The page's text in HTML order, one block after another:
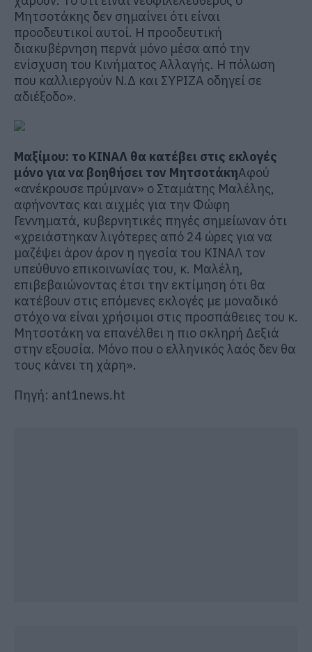
Μητσοτάκης δεν σημαίνει ότι είναι
προοδευτικοί αυτοί. Η προοδευτική
διακυβέρνηση περνά μόνο μέσα από την
ενίσχυση του Κινήματος Αλλαγής. Η πόλωση
που καλλιεργούν Ν.Δ και ΣΥΡΙΖΑ οδηγεί σε
αδιέξοδο».
Μαξίμου: το ΚΙΝΑΛ θα κατέβει στις εκλογές
μόνο για να βοηθήσει τον ΜητσοτάκηΑφού
«ανέκρουσε πρύμναν» ο Σταμάτης Μαλέλης,
αφήνοντας και αιχμές για την Φώφη
Γεννηματά, κυβερνητικές πηγές σημείωναν ότι
«χρειάστηκαν λιγότερες από 24 ώρες για να
μαζέψει άρον άρον η ηγεσία του ΚΙΝΑΛ τον
υπεύθυνο επικοινωνίας του, κ. Μαλέλη,
επιβεβαιώνοντας έτσι την εκτίμηση ότι θα
κατέβουν στις επόμενες εκλογές με μοναδικό
στόχο να είναι χρήσιμοι στις προσπάθειες του κ.
Μητσοτάκη να επανέλθει η πιο σκληρή Δεξιά
στην εξουσία. Μόνο που ο ελληνικός λαός δεν θα
τους κάνει τη χάρη».
Πηγή: ant1news.ht